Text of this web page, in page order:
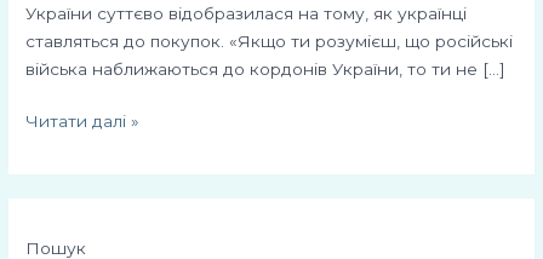
України суттєво відобразилася на тому, як українці
ставляться до покупок. «Якщо ти розумієш, що російські
війська наближаються до кордонів України, то ти не […]
Читати далі »
Пошук